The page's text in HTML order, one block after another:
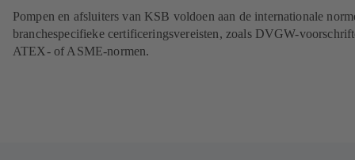
Pompen en afsluiters van KSB voldoen aan de internationale
branchespecifieke certificeringsvereisten, zoals DVGW-
ATEX- of ASME-normen.